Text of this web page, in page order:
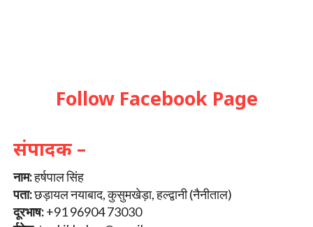
Follow Facebook Page
संपादक –
नाम:हर्षपाल सिंह
पता:छड़ायल नयाबाद, कुसुमखेड़ा, हल्द्वानी (नैनीताल)
दूरभाष:+91 96904 73030